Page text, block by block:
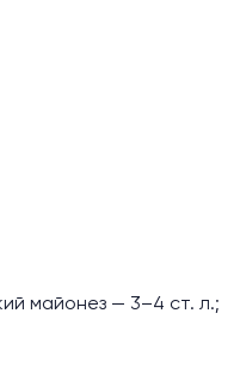
майонез — 3–4 ст. л.;